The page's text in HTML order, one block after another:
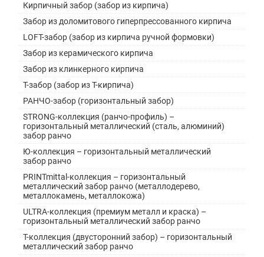
Кирпичный забор (забор из кирпича)
Забор из доломитового гиперпрессованного кирпича
LOFT-забор (забор из кирпича ручной формовки)
Забор из керамического кирпича
Забор из клинкерного кирпича
Т-забор (забор из Т-кирпича)
РАНЧО-забор (горизонтальный забор)
STRONG-коллекция (ранчо-профиль) –
горизонтальный металлический (сталь, алюминий)
забор ранчо
Ю-коллекция – горизонтальный металлический
забор ранчо
PRINTmittal-коллекция – горизонтальный
металлический забор ранчо (металлодерево,
металлокамень, металлокожа)
ULTRA-коллекция (премиум металл и краска) –
горизонтальный металлический забор ранчо
Т-коллекция (двусторонний забор) – горизонтальный
металлический забор ранчо